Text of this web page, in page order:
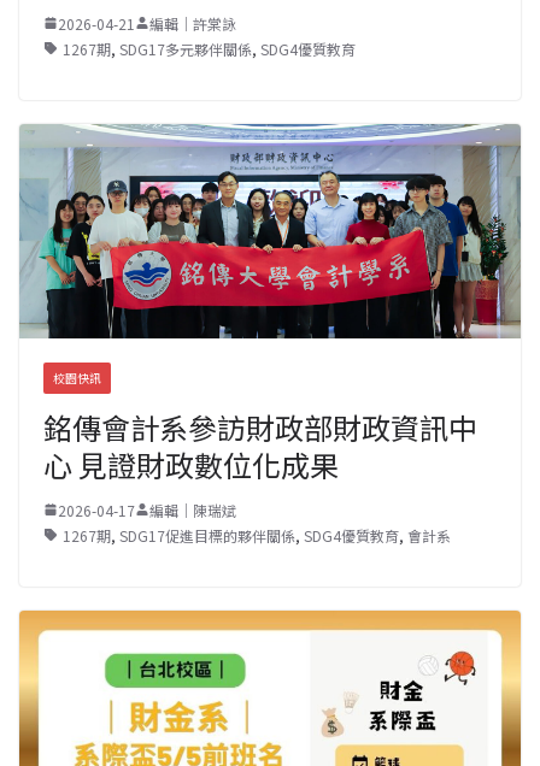
2026-04-21
編輯｜許棠詠
1267期, SDG17多元夥伴關係, SDG4優質教育
校園快訊
銘傳會計系參訪財政部財政資訊中
心 見證財政數位化成果
2026-04-17
編輯｜陳瑞斌
1267期, SDG17促進目標的夥伴關係, SDG4優質教育, 會計系